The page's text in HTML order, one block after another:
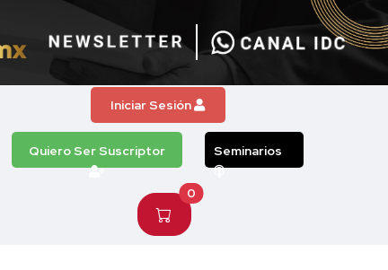
Iniciar Sesión
Quiero Ser Suscriptor Seminarios
0